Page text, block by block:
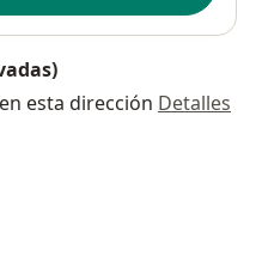
esta dirección Detalles